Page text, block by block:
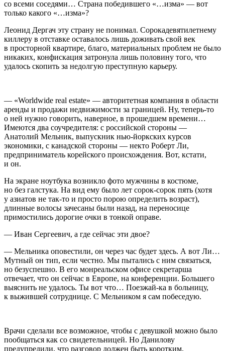
со всеми соседями… Страна победившего «…изма» — вот
только какого «…изма»?
Леонид Дергач эту страну не понимал. Сорокадевятилетнему
киллеру в отставке оставалось лишь доживать свой век
в просторной квартире, благо, материальных проблем не было
никаких, конфискация затронула лишь половину того, что
удалось скопить за недолгую преступную карьеру.
— «Worldwide real estate» — авторитетная компания в области
аренды и продажи недвижимости за границей. Ну, теперь-то
о ней нужно говорить, наверное, в прошедшем времени…
Имеются два соучредителя: с российской стороны —
Анатолий Мельник, выпускник нью-йоркских курсов
экономики, с канадской стороны — некто Роберт Ли,
предприниматель корейского происхождения. Вот, кстати,
и он.
На экране ноутбука возникло фото мужчины в костюме,
но без галстука. На вид ему было лет сорок-сорок пять (хотя
у азиатов не так-то и просто порою определить возраст),
длинные волосы зачесаны были назад, на переносице
примостились дорогие очки в тонкой оправе.
— Иван Сергеевич, а где сейчас эти двое?
— Мельника оповестили, он через час будет здесь. А вот Ли…
Мутный он тип, если честно. Мы пытались с ним связаться,
но безуспешно. В его монреальском офисе секретарша
отвечает, что он сейчас в Европе, на конференции. Большего
выяснить не удалось. Ты вот что… Поезжай-ка в больницу,
к выжившей сотруднице. С Мельником я сам побеседую.
Врачи сделали все возможное, чтобы с девушкой можно было
пообщаться как со свидетельницей. Но Данилову
предупредили, что разговор должен быть коротким.